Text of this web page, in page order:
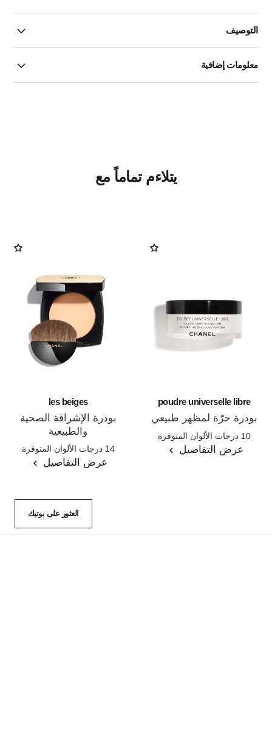
التوصيف
معلومات إضافية
يتلاءم تماماً مع
poudre universelle libre
بودرة حرّة لمظهر طبيعي
10 درجات الألوان المتوفرة
عرض التفاصيل
les beiges
بودرة الإشراقة الصحية
والطبيعية
المرجع 185872
14 درجات الألوان المتوفرة
عرض التفاصيل
العثور على بوتيك